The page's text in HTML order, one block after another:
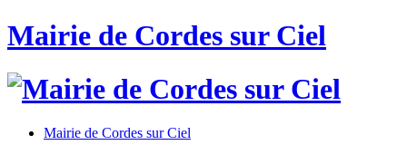
Mairie de Cordes sur Ciel
Mairie de Cordes sur Ciel